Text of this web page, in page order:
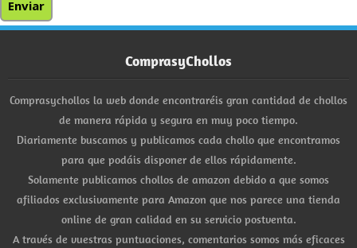
ComprasyChollos
Comprasychollos la web donde encontraréis gran cantidad de chollos
de manera rápida y segura en muy poco tiempo.
Diariamente buscamos y publicamos cada chollo que encontramos
para que podáis disponer de ellos rápidamente.
Solamente publicamos chollos de amazon debido a que somos
afiliados exclusivamente para Amazon que nos parece una tienda
online de gran calidad en su servicio postventa.
A través de vuestras puntuaciones, comentarios somos más eficaces